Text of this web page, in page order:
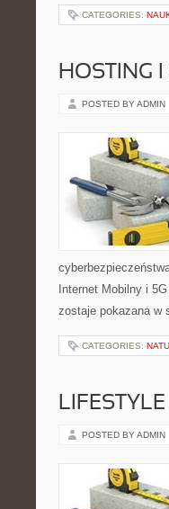
CATEGORIES:
HOSTING I
POSTED BY ADMIN
Internet Mobilny i
zostaje pokazana
CATEGORIES:
POSTED BY ADMIN